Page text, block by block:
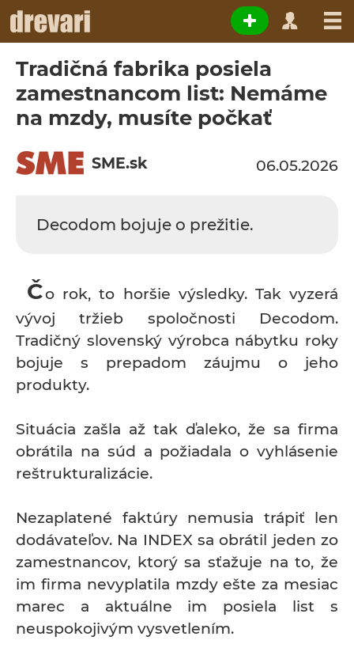
Tradičná fabrika posiela
zamestnancom list: Nemáme
na mzdy, musíte počkať
SME.sk 06.05.2026
Decodom bojuje o prežitie.
Čo rok, to horšie výsledky. Tak vyzerá
vývoj tržieb spoločnosti Decodom.
Tradičný slovenský výrobca nábytku roky
bojuje s prepadom záujmu o jeho
produkty.
Situácia zašla až tak ďaleko, že sa firma
obrátila na súd a požiadala o vyhlásenie
reštrukturalizácie.
Nezaplatené faktúry nemusia trápiť len
dodávateľov. Na INDEX sa obrátil jeden zo
zamestnancov, ktorý sa sťažuje na to, že
im firma nevyplatila mzdy ešte za mesiac
marec a aktuálne im posiela list s
neuspokojivým vysvetlením.